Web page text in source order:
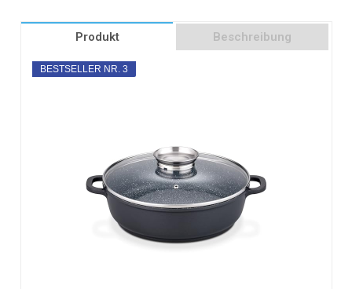
Produkt Beschreibung
BESTSELLER NR. 3